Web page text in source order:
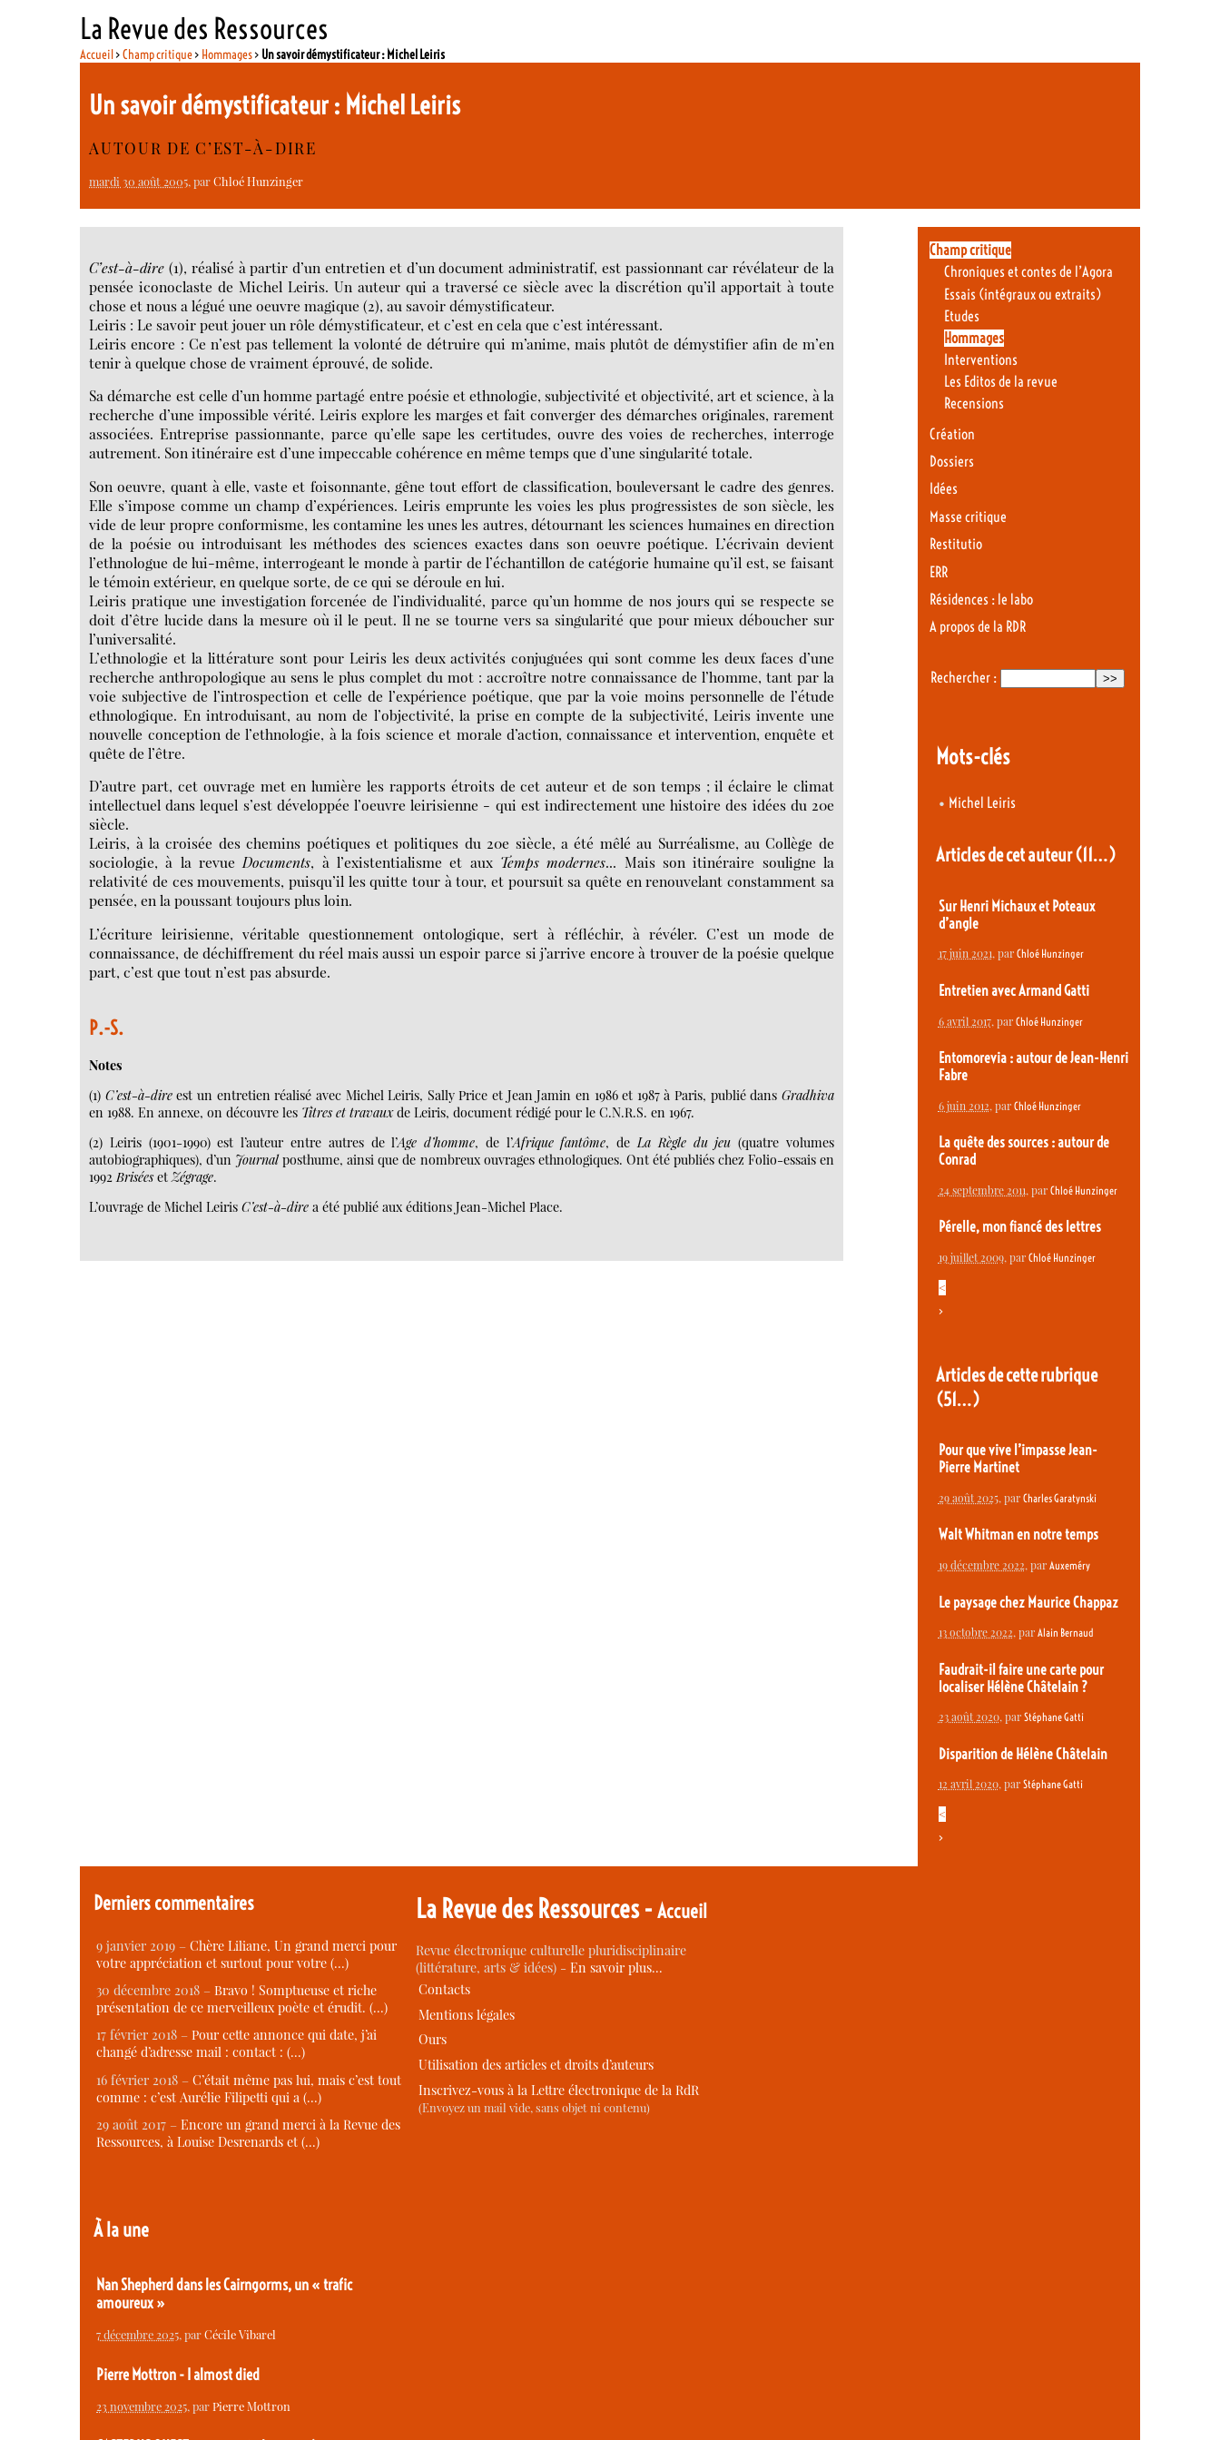
La Revue des Ressources
Accueil>Champ critique> Hommages> Un savoir démystificateur : Michel Leiris
Un savoir démystificateur : Michel Leiris
AUTOUR DE C’EST-À-DIRE
mardi 30 août 2005, parChloé Hunzinger
C’est-à-dire (1), réalisé à partir d’un entretien et d’un document administratif, est passionnant car révélateur de la
pensée iconoclaste de Michel Leiris. Un auteur qui a traversé ce siècle avec la discrétion qu’il apportait à toute
chose et nous a légué une oeuvre magique (2), au savoir démystificateur.
Leiris : Le savoir peut jouer un rôle démystificateur, et c’est en cela que c’est intéressant.
Leiris encore : Ce n’est pas tellement la volonté de détruire qui m’anime, mais plutôt de démystifier afin de m’en
tenir à quelque chose de vraiment éprouvé, de solide.
Sa démarche est celle d’un homme partagé entre poésie et ethnologie, subjectivité et objectivité, art et science, à la
recherche d’une impossible vérité. Leiris explore les marges et fait converger des démarches originales, rarement
associées. Entreprise passionnante, parce qu’elle sape les certitudes, ouvre des voies de recherches, interroge
autrement. Son itinéraire est d’une impeccable cohérence en même temps que d’une singularité totale.
Son oeuvre, quant à elle, vaste et foisonnante, gêne tout effort de classification, bouleversant le cadre des genres.
Elle s’impose comme un champ d’expériences. Leiris emprunte les voies les plus progressistes de son siècle, les
vide de leur propre conformisme, les contamine les unes les autres, détournant les sciences humaines en direction
de la poésie ou introduisant les méthodes des sciences exactes dans son oeuvre poétique. L’écrivain devient
l’ethnologue de lui-même, interrogeant le monde à partir de l’échantillon de catégorie humaine qu’il est, se faisant
le témoin extérieur, en quelque sorte, de ce qui se déroule en lui.
Leiris pratique une investigation forcenée de l’individualité, parce qu’un homme de nos jours qui se respecte se
doit d’être lucide dans la mesure où il le peut. Il ne se tourne vers sa singularité que pour mieux déboucher sur
l’universalité.
L’ethnologie et la littérature sont pour Leiris les deux activités conjuguées qui sont comme les deux faces d’une
recherche anthropologique au sens le plus complet du mot : accroître notre connaissance de l’homme, tant par la
voie subjective de l’introspection et celle de l’expérience poétique, que par la voie moins personnelle de l’étude
ethnologique. En introduisant, au nom de l’objectivité, la prise en compte de la subjectivité, Leiris invente une
nouvelle conception de l’ethnologie, à la fois science et morale d’action, connaissance et intervention, enquête et
quête de l’être.
D’autre part, cet ouvrage met en lumière les rapports étroits de cet auteur et de son temps ; il éclaire le climat
intellectuel dans lequel s’est développée l’oeuvre leirisienne - qui est indirectement une histoire des idées du 20e
siècle.
Leiris, à la croisée des chemins poétiques et politiques du 20e siècle, a été mêlé au Surréalisme, au Collège de
sociologie, à la revueDocuments, à l’existentialisme et aux Temps modernes... Mais son itinéraire souligne la
relativité de ces mouvements, puisqu’il les quitte tour à tour, et poursuit sa quête en renouvelant constamment sa
pensée, en la poussant toujours plus loin.
L’écriture leirisienne, véritable questionnement ontologique, sert à réfléchir, à révéler. C’est un mode de
connaissance, de déchiffrement du réel mais aussi un espoir parce si j’arrive encore à trouver de la poésie quelque
part, c’est que tout n’est pas absurde.
P.-S.
Notes
(1) C’est-à-direest un entretien réalisé avec Michel Leiris, Sally Price et Jean Jamin en 1986 et 1987 à Paris, publié dans Gradhiva
en 1988. En annexe, on découvre les Titres et travauxde Leiris, document rédigé pour le C.N.R.S. en 1967.
(2) Leiris (1901-1990) est l’auteur entre autres de l’Age d’homme, de l’Afrique fantôme, deLa Règle du jeu (quatre volumes
autobiographiques), d’un Journalposthume, ainsi que de nombreux ouvrages ethnologiques. Ont été publiés chez Folio-essais en
1992BriséesetZégrage.
L’ouvrage de Michel LeirisC’est-à-dire a été publié aux éditions Jean-Michel Place.
Champ critique
Chroniques et contes de l’Agora
Essais (intégraux ou extraits)
Etudes
Hommages
Interventions
Les Editos de la revue
Recensions
Création
Dossiers
Idées
Masse critique
Restitutio
ERR
Résidences : le labo
A propos de la RDR
Rechercher :
Mots-clés
• Michel Leiris
Articles de cet auteur(11…)
Sur Henri Michaux et Poteaux
d’angle
17 juin 2021, par Chloé Hunzinger
Entretien avec Armand Gatti
6 avril 2017, par Chloé Hunzinger
Entomorevia : autour de Jean-Henri
Fabre
6 juin 2012, par Chloé Hunzinger
La quête des sources : autour de
Conrad
24 septembre 2011, par Chloé Hunzinger
Pérelle, mon fiancé des lettres
19 juillet 2009, par Chloé Hunzinger
<
>
Articles de cette rubrique
(51…)
Pour que vive l’impasse Jean-
Pierre Martinet
29 août 2025, par Charles Garatynski
Walt Whitman en notre temps
19 décembre 2022, par Auxeméry
Le paysage chez Maurice Chappaz
13 octobre 2022, par Alain Bernaud
Faudrait-il faire une carte pour
localiser Hélène Châtelain ?
23 août 2020, par Stéphane Gatti
Disparition de Hélène Châtelain
12 avril 2020, par Stéphane Gatti
<
>
Derniers commentaires
9 janvier 2019 – Chère Liliane, Un grand merci pour
votre appréciation et surtout pour votre (…)
30 décembre 2018 – Bravo ! Somptueuse et riche
présentation de ce merveilleux poète et érudit. (…)
17 février 2018 – Pour cette annonce qui date, j’ai
changé d’adresse mail : contact : (…)
16 février 2018 – C’était même pas lui, mais c’est tout
comme : c’est Aurélie Filipetti qui a (…)
29 août 2017 – Encore un grand merci à la Revue des
Ressources, à Louise Desrenards et (…)
À la une
Nan Shepherd dans les Cairngorms, un « trafic
amoureux »
7 décembre 2025, parCécile Vibarel
Pierre Mottron - I almost died
23 novembre 2025, parPierre Mottron
La Revue des Ressources -Accueil
Revue électronique culturelle pluridisciplinaire
(littérature, arts & idées) -En savoir plus…
Contacts
Mentions légales
Ours
Utilisation des articles et droits d’auteurs
Inscrivez-vous à la Lettre électronique de la RdR
(Envoyez un mail vide, sans objet ni contenu)